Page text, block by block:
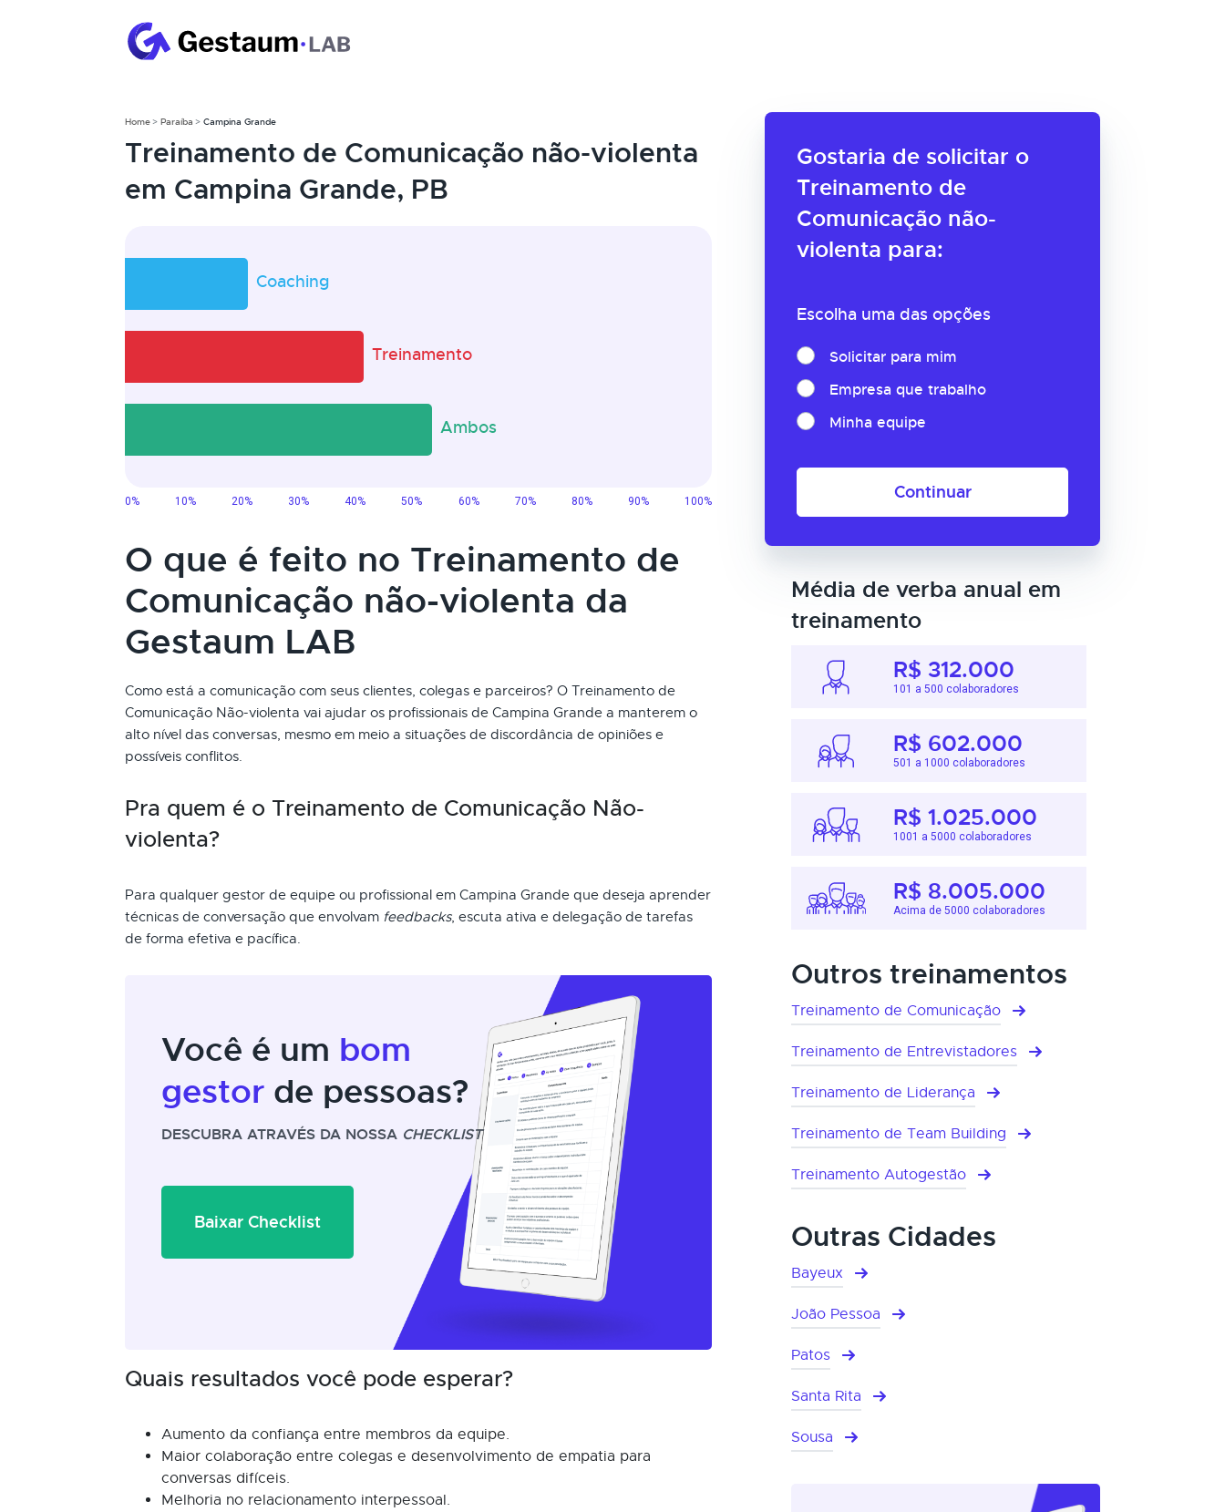
Gostaria de solicitar o
Treinamento de
Comunicação não-
violenta para:
Escolha uma das opções
Solicitar para mim
Empresa que trabalho
Minha equipe
Continuar
Home Paraíba Campina Grande
Treinamento de Comunicação não-violenta
em Campina Grande, PB
O que é feito no Treinamento de
Comunicação não-violenta da
Gestaum LAB
Como está a comunicação com seus clientes, colegas e parceiros? O Treinamento de
Comunicação Não-violenta vai ajudar os profissionais de Campina Grande a manterem o
alto nível das conversas, mesmo em meio a situações de discordância de opiniões e
possíveis conflitos.
Pra quem é o Treinamento de Comunicação Não-
violenta?
Para qualquer gestor de equipe ou profissional em Campina Grande que deseja aprender
técnicas de conversação que envolvam feedbacks, escuta ativa e delegação de tarefas
de forma efetiva e pacífica.
Você é um bom
gestor de pessoas?
DESCUBRA ATRAVÉS DA NOSSA CHECKLIST
Baixar Checklist
Quais resultados você pode esperar?
Aumento da confiança entre membros da equipe.
Maior colaboração entre colegas e desenvolvimento de empatia para
conversas difíceis.
Melhoria no relacionamento interpessoal.
Média de verba anual em
treinamento
R$ 312.000
101 a 500 colaboradores
R$ 602.000
501 a 1000 colaboradores
R$ 1.025.000
1001 a 5000 colaboradores
R$ 8.005.000
Acima de 5000 colaboradores
Outros treinamentos
Treinamento de Comunicação
Treinamento de Entrevistadores
Treinamento de Liderança
Treinamento de Team Building
Treinamento Autogestão
Outras Cidades
Bayeux
João Pessoa
Patos
Santa Rita
Sousa